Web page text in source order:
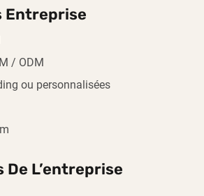
Entreprise
/ ODM
ou personnalisées
De L’entreprise